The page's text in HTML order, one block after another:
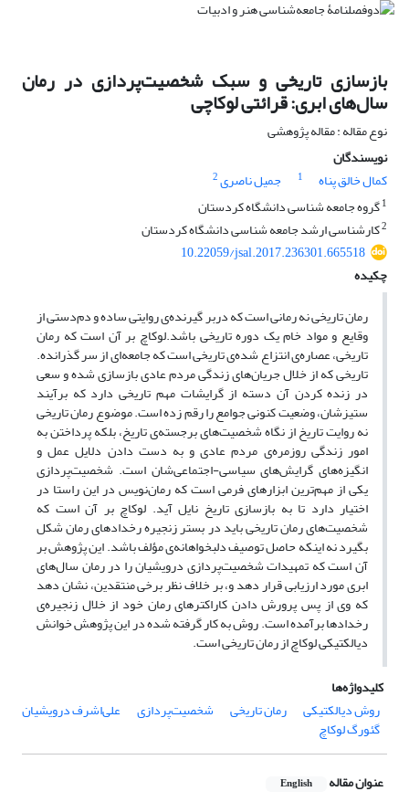
بازسازی تاریخی و سبک شخصیت‌پردازی در رمان
سال‌های ابری: قرائتی لوکاچی
نوع مقاله : مقاله پژوهشی
نویسندگان
کمال خالق پناه
1 جمیل ناصری2
1گروه جامعه شناسی دانشگاه کردستان
2کارشناسی ارشد جامعه شناسی دانشگاه کردستان
10.22059/jsal.2017.236301.665518
چکیده
رمان تاریخی نه رمانی است که دربر گیرنده‌ی روایتی ساده و دم‌دستی از
وقایع و مواد خام یک دوره تاریخی باشد.لوکاچ بر آن است که رمان
تاریخی، عصاره‌ی انتزاع شده‌ی تاریخی است که جامعه‌ای از سر گذرانده.
تاریخی که از خلال جریان‌های زندگی مردم عادی بازسازی شده و سعی
در زنده کردن آن دسته از گرایشات مهم تاریخی دارد که برآیند
ستیزشان، وضعیت کنونی جوامع را رقم زده است. موضوع رمان تاریخی
نه روایت تاریخ از نگاه شخصیت‌های برجسته‌ی تاریخ، بلکه پرداختن به
امور زندگی روزمره‌ی مردم عادی و به دست دادن دلایل عمل و
انگیزه‌های گرایش‌های سیاسی-اجتماعی‌شان است. شخصیت‌پردازی
یکی از مهم‌ترین ابزارهای فرمی است که رمان‌نویس در این راستا در
اختیار دارد تا به بازسازی تاریخ نایل آید. لوکاچ بر آن است که
شخصیت‌های رمان تاریخی باید در بستر زنجیره رخدادهای رمان شکل
بگیرد نه اینکه حاصل توصیف دلبخواهانه‌ی مؤلف باشد. این پژوهش بر
آن است که تمهیدات شخصیت‌پردازی درویشیان را در رمان سال‌های
ابری مورد ارزیابی قرار دهد و، بر خلاف نظر برخی منتقدین، نشان دهد
که وی از پس پرورش دادن کاراکترهای رمان خود از خلال زنجیره‌ی
رخدادها برآمده است. روش به کار گرفته شده در این پژوهش خوانش
دیالکتیکی لوکاچ از رمان تاریخی است.
کلیدواژه‌ها
روش دیالکتیکی
رمان تاریخی شخصیت‌پردازی علی‌اشرف درویشیان
گئورگ لوکاچ
عنوان مقاله English